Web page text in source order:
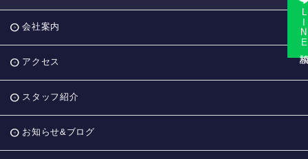
会社案内
アクセス
スタッフ紹介
お知らせ&ブログ